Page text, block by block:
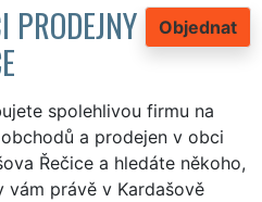
Objednat
PRODEJNY
spolehlivou firmu na
a prodejen v obci
Řečice a hledáte někoho,
vám právě v Kardašově